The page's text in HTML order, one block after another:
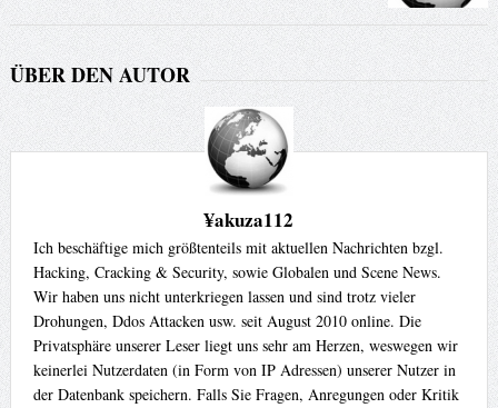
ÜBER DEN AUTOR
¥akuza112
Ich beschäftige mich größtenteils mit aktuellen Nachrichten bzgl.
Hacking, Cracking & Security, sowie Globalen und Scene News.
Wir haben uns nicht unterkriegen lassen und sind trotz vieler
Drohungen, Ddos Attacken usw. seit August 2010 online. Die
Privatsphäre unserer Leser liegt uns sehr am Herzen, weswegen wir
keinerlei Nutzerdaten (in Form von IP Adressen) unserer Nutzer in
der Datenbank speichern. Falls Sie Fragen, Anregungen oder Kritik